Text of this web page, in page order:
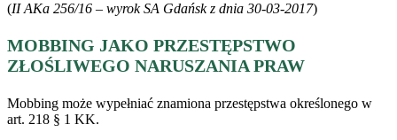
(II AKa 256/16 – wyrok SA Gdańsk z dnia 30-03-2017)
MOBBING JAKO PRZESTĘPSTWO
ZŁOŚLIWEGO NARUSZANIA PRAW
Mobbing może wypełniać znamiona przestępstwa określonego w
art. 218 § 1 KK.